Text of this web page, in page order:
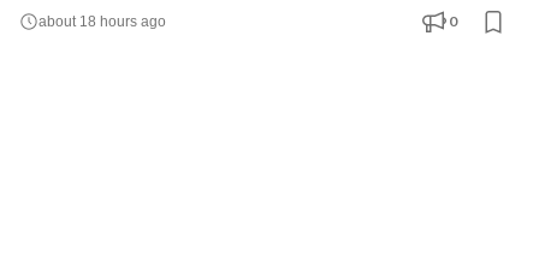
極的に募集しています。 AIを相棒に、圧倒的なスピードと品質を
実現し、最先端の技術を使いこなすエンジニアへ成長したい方を
about 18 hours ago 0